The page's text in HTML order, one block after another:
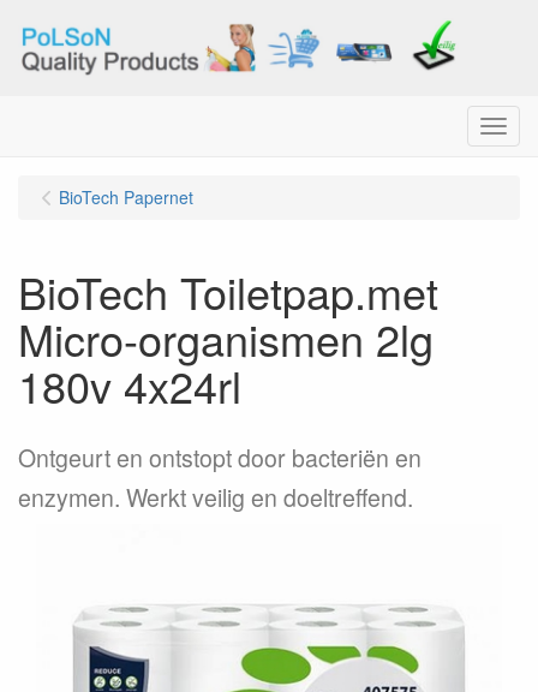
Menu
BioTech Papernet
BioTech Toiletpap.met
Micro-organismen 2lg
180v 4x24rl
Ontgeurt en ontstopt door bacteriën en
enzymen. Werkt veilig en doeltreffend.